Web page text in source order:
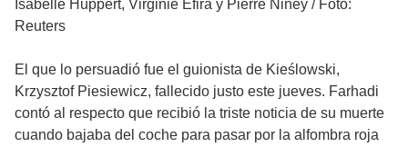
Isabelle Huppert, Virginie Efira y Pierre Niney / Foto:
Reuters
El que lo persuadió fue el guionista de Kieślowski,
Krzysztof Piesiewicz, fallecido justo este jueves. Farhadi
contó al respecto que recibió la triste noticia de su muerte
cuando bajaba del coche para pasar por la alfombra roja